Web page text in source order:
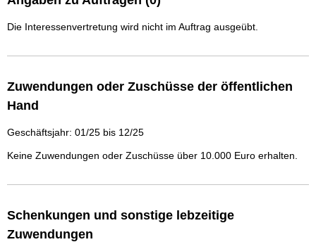
Die Interessenvertretung wird nicht im Auftrag ausgeübt.
Zuwendungen oder Zuschüsse der öffentlichen
Hand
Geschäftsjahr: 01/25 bis 12/25
Keine Zuwendungen oder Zuschüsse über 10.000 Euro erhalten.
Schenkungen und sonstige lebzeitige
Zuwendungen